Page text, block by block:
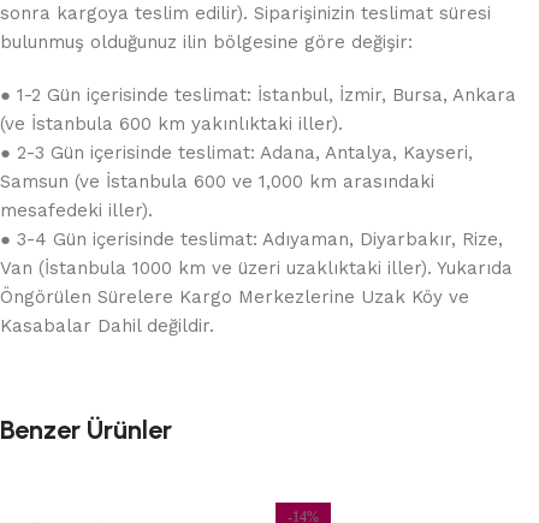
sonra kargoya teslim edilir). Siparişinizin teslimat süresi
bulunmuş olduğunuz ilin bölgesine göre değişir:
● 1-2 Gün içerisinde teslimat: İstanbul, İzmir, Bursa, Ankara
(ve İstanbula 600 km yakınlıktaki iller).
● 2-3 Gün içerisinde teslimat: Adana, Antalya, Kayseri,
Samsun (ve İstanbula 600 ve 1,000 km arasındaki
mesafedeki iller).
● 3-4 Gün içerisinde teslimat: Adıyaman, Diyarbakır, Rize,
Van (İstanbula 1000 km ve üzeri uzaklıktaki iller). Yukarıda
Öngörülen Sürelere Kargo Merkezlerine Uzak Köy ve
Kasabalar Dahil değildir.
Benzer Ürünler
-14%